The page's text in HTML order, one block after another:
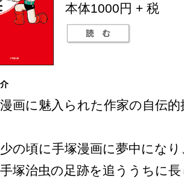
本体1000円 + 税
画に魅入られた作家の自伝的
の頃に手塚漫画に夢中になり
塚治虫の足跡を追ううちに